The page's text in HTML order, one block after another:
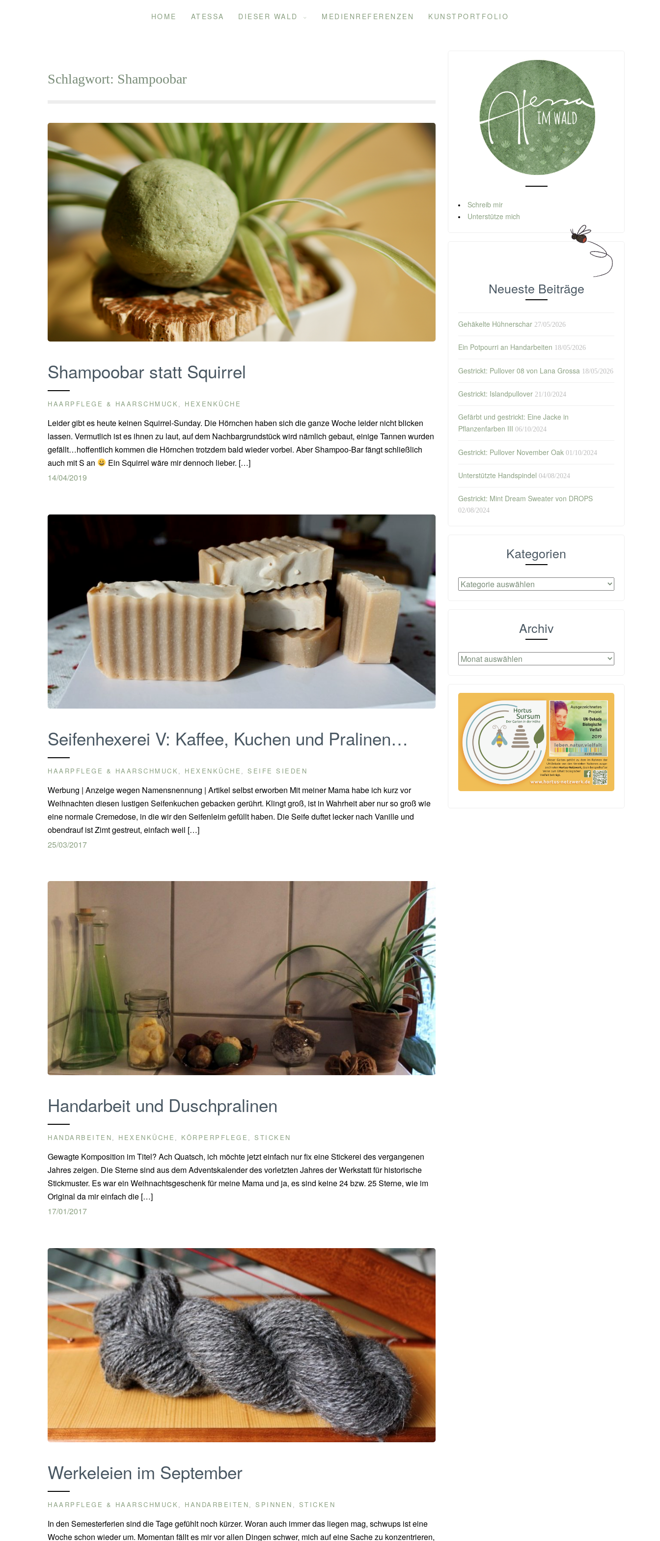
HOME ATESSA DIESER WALD MEDIENREFERENZEN KUNSTPORTFOLIO
Schlagwort: Shampoobar
Shampoobar statt Squirrel
HAARPFLEGE & HAARSCHMUCK HEXENKÜCHE
Leider gibt es heute keinen Squirrel-Sunday. Die Hörnchen haben sich die ganze Woche leider nicht blicken
lassen. Vermutlich ist es ihnen zu laut, auf dem Nachbargrundstück wird nämlich gebaut, einige Tannen wurden
gefällt…hoffentlich kommen die Hörnchen trotzdem bald wieder vorbei. Aber Shampoo-Bar fängt schließlich
auch mit S an
Ein Squirrel wäre mir dennoch lieber. […]
14/04/2019
Seifenhexerei V: Kaffee, Kuchen und Pralinen…
HAARPFLEGE & HAARSCHMUCK HEXENKÜCHE SEIFE SIEDEN
Werbung | Anzeige wegen Namensnennung | Artikel selbst erworben Mit meiner Mama habe ich kurz vor
Weihnachten diesen lustigen Seifenkuchen gebacken gerührt. Klingt groß, ist in Wahrheit aber nur so groß wie
eine normale Cremedose, in die wir den Seifenleim gefüllt haben. Die Seife duftet lecker nach Vanille und
obendrauf ist Zimt gestreut, einfach weil […]
25/03/2017
Handarbeit und Duschpralinen
HANDARBEITEN , HEXENKÜCHE , KÖRPERPFLEGE , STICKEN
Gewagte Komposition im Titel? Ach Quatsch, ich möchte jetzt einfach nur fix eine Stickerei des vergangenen
Jahres zeigen. Die Sterne sind aus dem Adventskalender des vorletzten Jahres der Werkstatt für historische
Stickmuster. Es war ein Weihnachtsgeschenk für meine Mama und ja, es sind keine 24 bzw. 25 Sterne, wie im
Original da mir einfach die […]
17/01/2017
Werkeleien im September
HAARPFLEGE & HAARSCHMUCK , HANDARBEITEN , SPINNEN , STICKEN
In den Semesterferien sind die Tage gefühlt noch kürzer. Woran auch immer das liegen mag, schwups ist eine
Woche schon wieder um. Momentan fällt es mir vor allen Dingen schwer, mich auf eine Sache zu konzentrieren,
Schreib mir
Unterstütze mich
Neueste Beiträge
Gehäkelte Hühnerschar 27/05/2026
Ein Potpourri an Handarbeiten 18/05/2026
Gestrickt: Pullover 08 von Lana Grossa 18/05/2026
Gestrickt: Islandpullover 21/10/2024
Gefärbt und gestrickt: Eine Jacke in
Pflanzenfarben III 06/10/2024
Gestrickt: Pullover November Oak 01/10/2024
Unterstützte Handspindel 04/08/2024
Gestrickt: Mint Dream Sweater von DROPS
02/08/2024
Kategorien
Kategorien
Archiv
Archiv